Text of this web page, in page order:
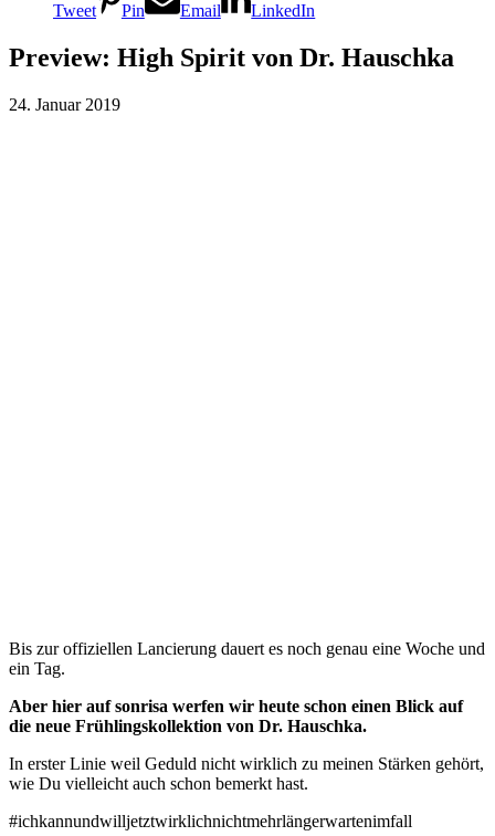
Tweet Pin Email LinkedIn
Preview: High Spirit von Dr. Hauschka
24. Januar 2019
Bis zur offiziellen Lancierung dauert es noch genau eine Woche und
ein Tag.
Aber hier auf sonrisa werfen wir heute schon einen Blick auf
die neue Frühlingskollektion von Dr. Hauschka.
In erster Linie weil Geduld nicht wirklich zu meinen Stärken gehört,
wie Du vielleicht auch schon bemerkt hast.
#ichkannundwilljetztwirklichnichtmehrlängerwartenimfall